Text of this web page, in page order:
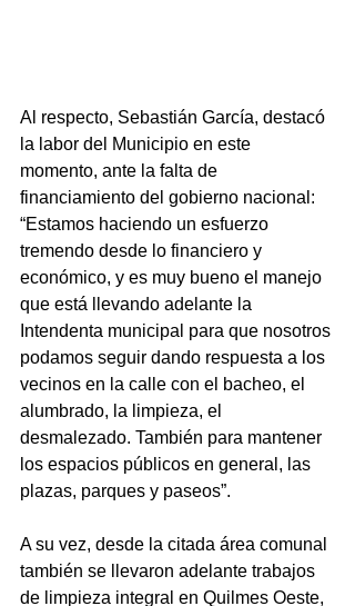
Al respecto, Sebastián García, destacó
la labor del Municipio en este
momento, ante la falta de
financiamiento del gobierno nacional:
“Estamos haciendo un esfuerzo
tremendo desde lo financiero y
económico, y es muy bueno el manejo
que está llevando adelante la
Intendenta municipal para que nosotros
podamos seguir dando respuesta a los
vecinos en la calle con el bacheo, el
alumbrado, la limpieza, el
desmalezado. También para mantener
los espacios públicos en general, las
plazas, parques y paseos”.
A su vez, desde la citada área comunal
también se llevaron adelante trabajos
de limpieza integral en Quilmes Oeste,